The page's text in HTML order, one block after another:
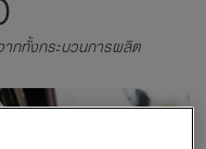
กทั้งกระบวนการผลิต